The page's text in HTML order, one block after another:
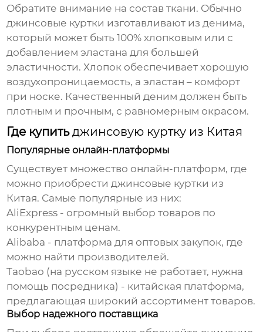
Обратите внимание на состав ткани. Обычно
джинсовые куртки изготавливают из денима,
который может быть 100% хлопковым или с
добавлением эластана для большей
эластичности. Хлопок обеспечивает хорошую
воздухопроницаемость, а эластан – комфорт
при носке. Качественный деним должен быть
плотным и прочным, с равномерным окрасом.
Где купитьджинсовую куртку из Китая
Популярные онлайн-платформы
Существует множество онлайн-платформ, где
можно приобрестиджинсовые куртки из
Китая. Самые популярные из них:
AliExpress - огромный выбор товаров по
конкурентным ценам.
Alibaba - платформа для оптовых закупок, где
можно найти производителей.
Taobao (на русском языке не работает, нужна
помощь посредника) - китайская платформа,
предлагающая широкий ассортимент товаров.
Выбор надежного поставщика